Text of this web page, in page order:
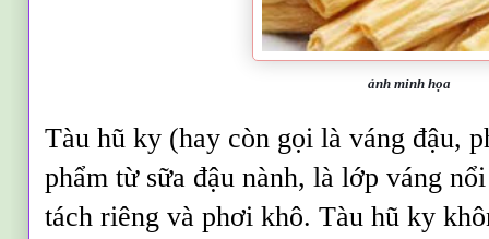
ảnh minh họa
Tàu hũ ky (hay còn gọi là váng đậu,
phẩm từ sữa đậu nành, là lớp váng
tách riêng và phơi khô. Tàu hũ ky